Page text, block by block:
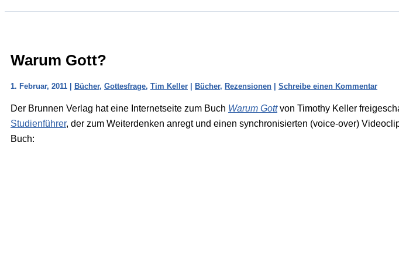
Warum Gott?
1. Februar, 2011 | Bücher, Gottesfrage, Tim Keller | Bücher, Rezensionen | Schreibe einen Kommentar
Der Brunnen Verlag hat eine Internetseite zum Buch Warum Gottvon Timothy Keller
Studienführer, der zum Weiterdenken anregt und einen synchronisierten (voice-over)
Buch: